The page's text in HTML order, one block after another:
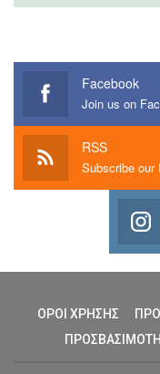
Facebook
Join us on
RSS
Subscribe our
ΟΡΟΙ ΧΡΗΣΗΣ